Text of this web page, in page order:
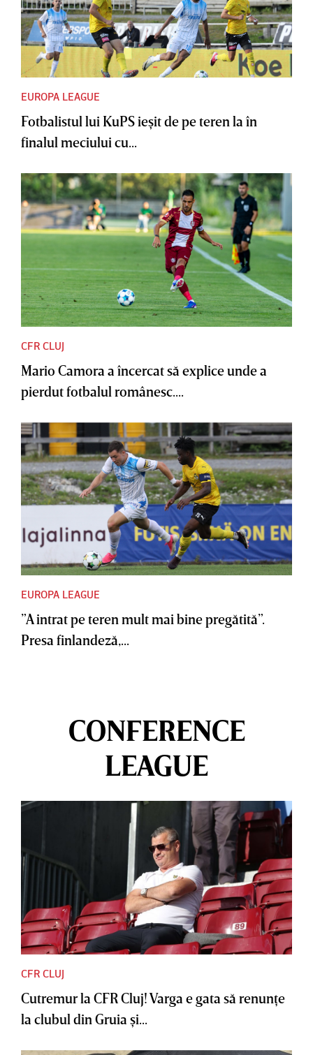
EUROPA LEAGUE
Fotbalistul lui KuPS ieşit de pe teren la în
finalul meciului cu...
CFR CLUJ
Mario Camora a încercat să explice unde a
pierdut fotbalul românesc....
EUROPA LEAGUE
”A intrat pe teren mult mai bine pregătită”.
Presa finlandeză,...
CONFERENCE
LEAGUE
CFR CLUJ
Cutremur la CFR Cluj! Varga e gata să renunţe
la clubul din Gruia şi...